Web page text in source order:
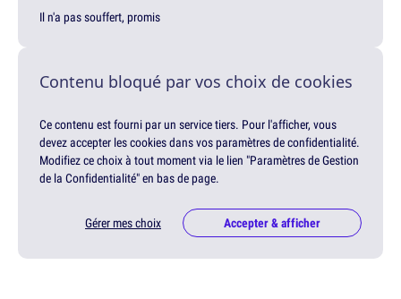
Il n'a pas souffert, promis
Contenu bloqué par vos choix de cookies
Ce contenu est fourni par un service tiers. Pour l'afficher, vous
devez accepter les cookies dans vos paramètres de confidentialité.
Modifiez ce choix à tout moment via le lien "Paramètres de Gestion
de la Confidentialité" en bas de page.
Gérer mes choix Accepter & afficher